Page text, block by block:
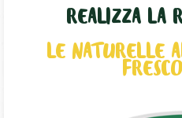
REALIZZA LA
LE NATURELLE